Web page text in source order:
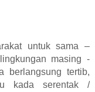
untuk sama –
masing -
berlangsung tertib,
kada serentak /